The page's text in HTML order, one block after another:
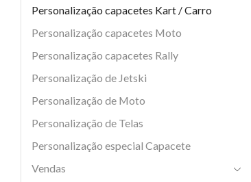
Personalização capacetes Kart / Carro
Personalização capacetes Moto
Personalização capacetes Rally
Personalização de Jetski
Personalização de Moto
Personalização de Telas
Personalização especial Capacete
Vendas